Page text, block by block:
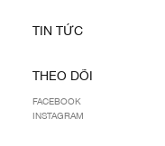
TIN TỨC
THEO DÕI
FACEBOOK
INSTAGRAM